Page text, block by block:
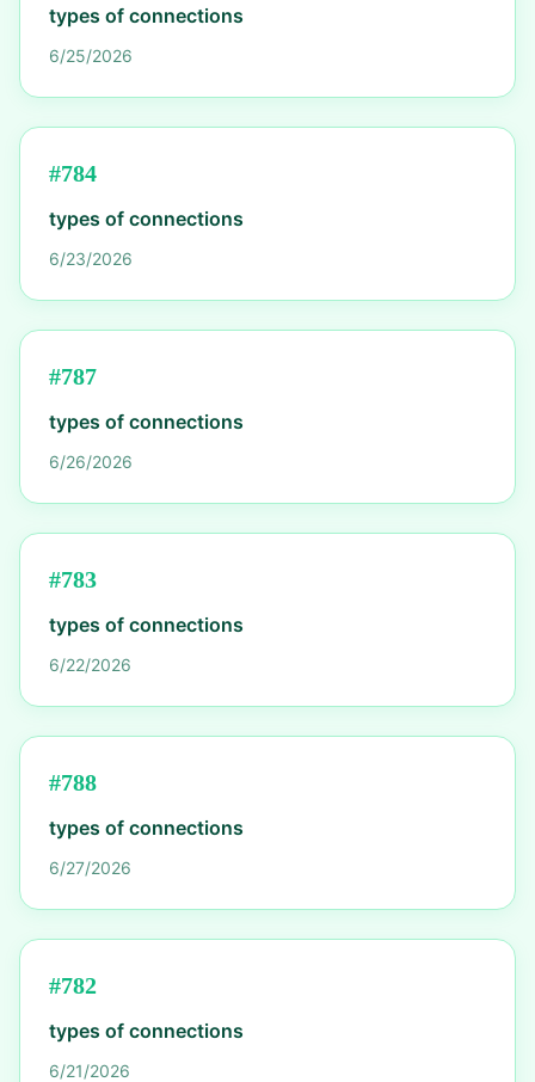
types of connections
6/25/2026
#784
types of connections
6/23/2026
#787
types of connections
6/26/2026
#783
types of connections
6/22/2026
#788
types of connections
6/27/2026
#782
types of connections
6/21/2026